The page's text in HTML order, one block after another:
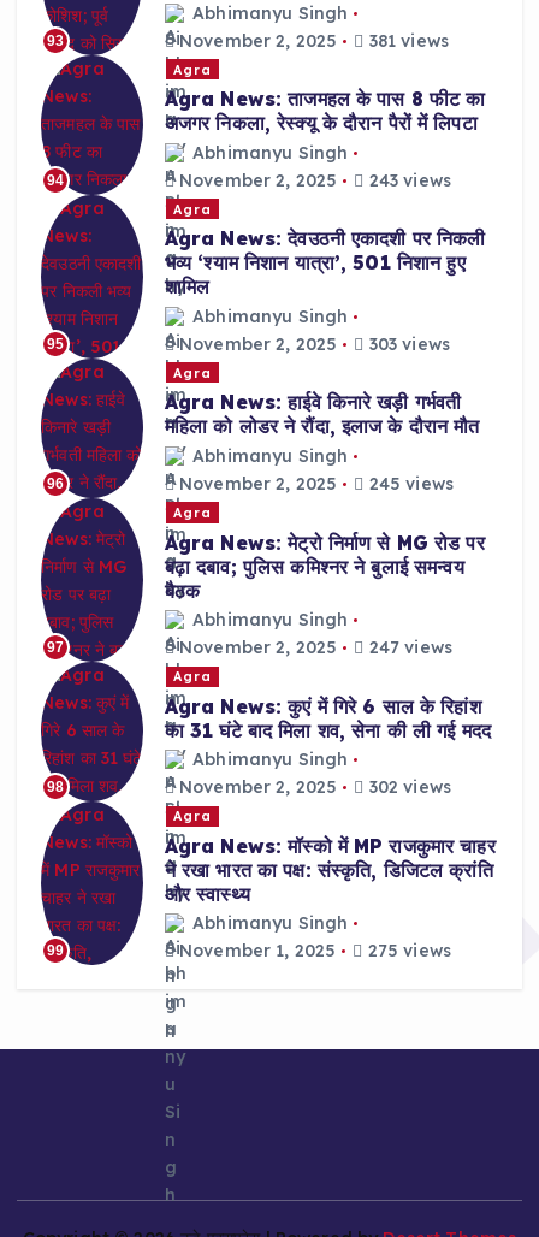
93
Abhimanyu Singh
November 2, 2025
381 views
94
Agra
Agra News: ताजमहल के पास 8 फीट का
अजगर निकला, रेस्क्यू के दौरान पैरों में लिपटा
Abhimanyu Singh
November 2, 2025
243 views
95
Agra
Agra News: देवउठनी एकादशी पर निकली
भव्य ‘श्याम निशान यात्रा’, 501 निशान हुए
शामिल
Abhimanyu Singh
November 2, 2025
303 views
96
Agra
Agra News: हाईवे किनारे खड़ी गर्भवती
महिला को लोडर ने रौंदा, इलाज के दौरान मौत
Abhimanyu Singh
November 2, 2025
245 views
97
Agra
Agra News: मेट्रो निर्माण से MG रोड पर
बढ़ा दबाव; पुलिस कमिश्नर ने बुलाई समन्वय
बैठक
Abhimanyu Singh
November 2, 2025
247 views
98
Agra
Agra News: कुएं में गिरे 6 साल के रिहांश
का 31 घंटे बाद मिला शव, सेना की ली गई मदद
Abhimanyu Singh
November 2, 2025
302 views
99
Agra
Agra News: मॉस्को में MP राजकुमार चाहर
ने रखा भारत का पक्ष: संस्कृति, डिजिटल क्रांति
और स्वास्थ्य
Abhimanyu Singh
November 1, 2025
275 views